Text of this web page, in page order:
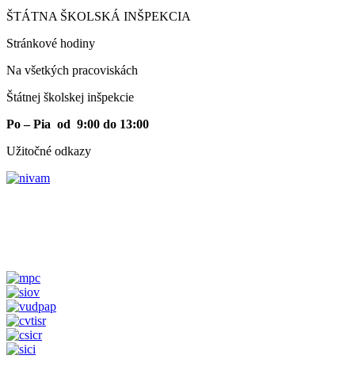
ŠTÁTNA ŠKOLSKÁ INŠPEKCIA
Stránkové hodiny​
Na všetkých pracoviskách
Štátnej školskej inšpekcie
Po – Pia od 9:00 do 13:00
Užitočné odkazy